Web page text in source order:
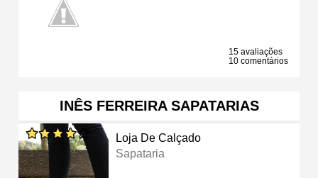
15 avaliações
10 comentários
INÊS FERREIRA SAPATARIAS
Loja De Calçado
Sapataria